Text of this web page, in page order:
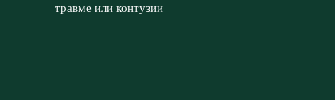
травме или контузии